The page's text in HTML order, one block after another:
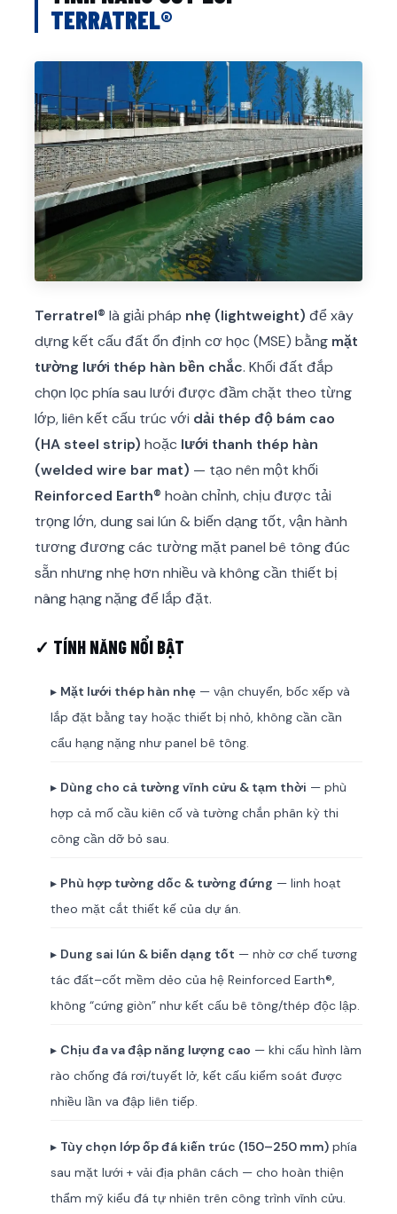
TERRATREL®
Terratrel® là giải pháp nhẹ (lightweight) để xây
dựng kết cấu đất ổn định cơ học (MSE) bằng mặt
tường lưới thép hàn bền chắc. Khối đất đắp
chọn lọc phía sau lưới được đầm chặt theo từng
lớp, liên kết cấu trúc với dải thép độ bám cao
(HA steel strip) hoặc lưới thanh thép hàn
(welded wire bar mat) — tạo nên một khối
Reinforced Earth® hoàn chỉnh, chịu được tải
trọng lớn, dung sai lún & biến dạng tốt, vận hành
tương đương các tường mặt panel bê tông đúc
sẵn nhưng nhẹ hơn nhiều và không cần thiết bị
nâng hạng nặng để lắp đặt.
✓ TÍNH NĂNG NỔI BẬT
▸ Mặt lưới thép hàn nhẹ — vận chuyển, bốc xếp và
lắp đặt bằng tay hoặc thiết bị nhỏ, không cần cần
cẩu hạng nặng như panel bê tông.
▸ Dùng cho cả tường vĩnh cửu & tạm thời — phù
hợp cả mố cầu kiên cố và tường chắn phân kỳ thi
công cần dỡ bỏ sau.
▸ Phù hợp tường dốc & tường đứng — linh hoạt
theo mặt cắt thiết kế của dự án.
▸ Dung sai lún & biến dạng tốt — nhờ cơ chế tương
tác đất–cốt mềm dẻo của hệ Reinforced Earth®,
không “cứng giòn” như kết cấu bê tông/thép độc lập.
▸ Chịu đa va đập năng lượng cao — khi cấu hình làm
rào chống đá rơi/tuyết lở, kết cấu kiểm soát được
nhiều lần va đập liên tiếp.
▸ Tùy chọn lớp ốp đá kiến trúc (150–250 mm) phía
sau mặt lưới + vải địa phân cách — cho hoàn thiện
thẩm mỹ kiểu đá tự nhiên trên công trình vĩnh cửu.